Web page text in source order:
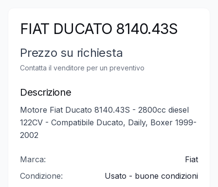
FIAT DUCATO 8140.43S
Prezzo su richiesta
Contatta il venditore per un preventivo
Descrizione
Motore Fiat Ducato 8140.43S - 2800cc diesel
122CV - Compatibile Ducato, Daily, Boxer 1999-
2002
Marca:
Fiat
Condizione:
Usato - buone condizioni